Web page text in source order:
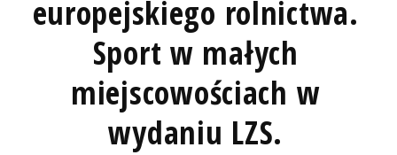
europejskiego rolnictwa.
Sport w małych
miejscowościach w
wydaniu LZS.